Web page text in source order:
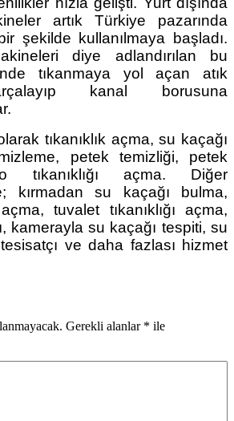
artık Türkiye pazarında
şekilde kullanılmaya başladı.
diye adlandırılan bu
tıkanmaya yol açan atık
kanal borusuna
tıkanıklık açma, su kaçağı
petek temizliği, petek
tıkanıklığı açma. Diğer
kırmadan su kaçağı bulma,
tuvalet tıkanıklığı açma,
kamerayla su kaçağı tespiti, su
tesisatçı ve daha fazlası hizmet
Gerekli alanlar * ile